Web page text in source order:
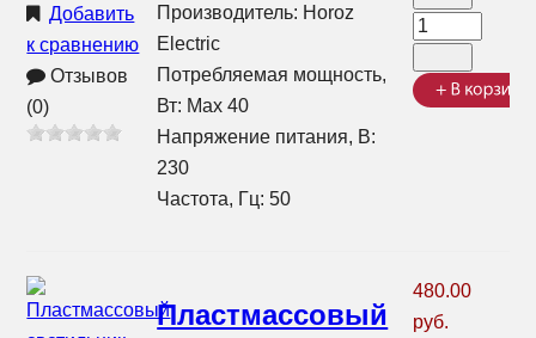
Добавить
к сравнению
Отзывов
(0)
Производитель: Horoz
Electric
Потребляемая мощность,
Вт: Max 40
Напряжение питания, В:
230
Частота, Гц: 50
Пластмассовый
480.00
руб.